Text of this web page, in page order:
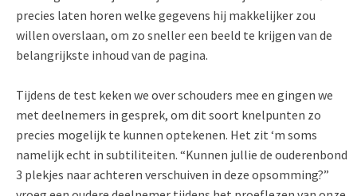
precies laten horen welke gegevens hij makkelijker zou
willen overslaan, om zo sneller een beeld te krijgen van de
belangrijkste inhoud van de pagina.
Tijdens de test keken we over schouders mee en gingen we
met deelnemers in gesprek, om dit soort knelpunten zo
precies mogelijk te kunnen optekenen. Het zit ‘m soms
namelijk echt in subtiliteiten. “Kunnen jullie de ouderenbond
3 plekjes naar achteren verschuiven in deze opsomming?”